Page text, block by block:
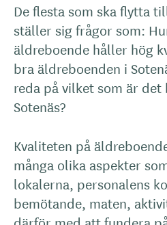
De flesta som ska flytta
ställer sig frågor som:
äldreboende håller hög
bra äldreboenden i
reda på vilket som är
Sotenäs?
Kvaliteten på
många olika aspekter
lokalerna, personalens
bemötande, maten,